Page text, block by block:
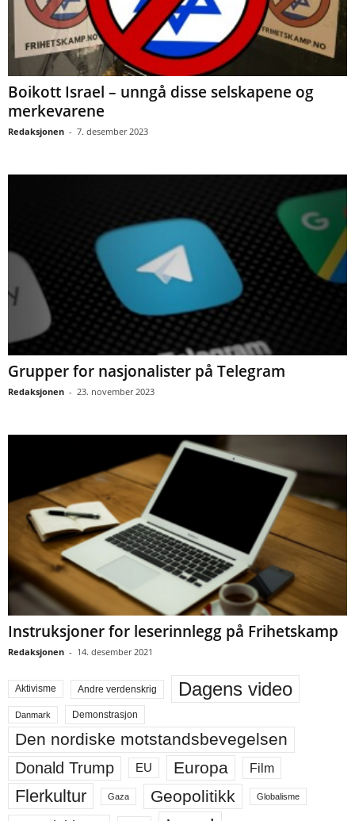
Boikott Israel – unngå disse selskapene og
merkevarene
Redaksjonen - 7. desember 2023
Grupper for nasjonalister på Telegram
Redaksjonen - 23. november 2023
Instruksjoner for leserinnlegg på Frihetskamp
Redaksjonen - 14. desember 2021
Aktivisme Andre verdenskrig Dagens video
Danmark Demonstrasjon
Den nordiske motstandsbevegelsen
Donald Trump EU Europa Film
Flerkultur Gaza Geopolitikk Globalisme